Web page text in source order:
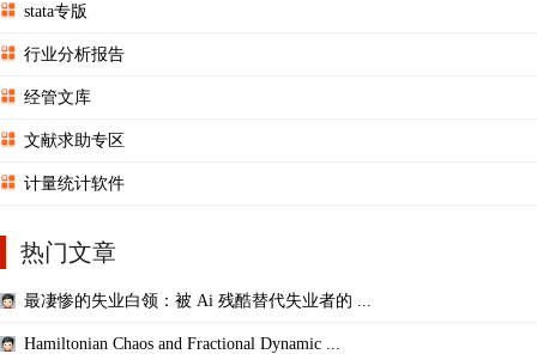
stata专版
行业分析报告
经管文库
文献求助专区
计量统计软件
热门文章
最凄惨的失业白领：被 Ai 残酷替代失业者的 ...
Hamiltonian Chaos and Fractional Dynamic ...